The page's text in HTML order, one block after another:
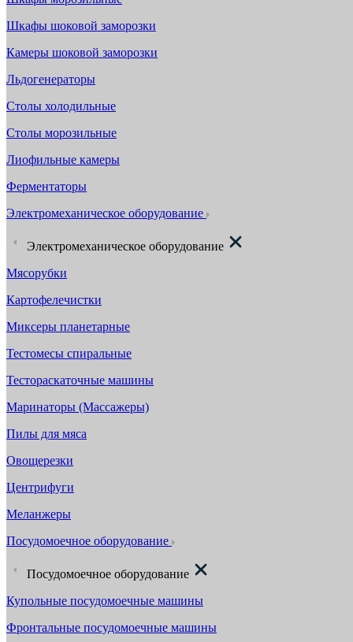
Шкафы шоковой заморозки
Камеры шоковой заморозки
Льдогенераторы
Столы холодильные
Столы морозильные
Лиофильные камеры
Ферментаторы
Электромеханическое оборудование
Электромеханическое оборудование
Мясорубки
Картофелечистки
Миксеры планетарные
Тестомесы спиральные
Тестораскаточные машины
Маринаторы (Массажеры)
Пилы для мяса
Овощерезки
Центрифуги
Меланжеры
Посудомоечное оборудование
Посудомоечное оборудование
Купольные посудомоечные машины
Фронтальные посудомоечные машины